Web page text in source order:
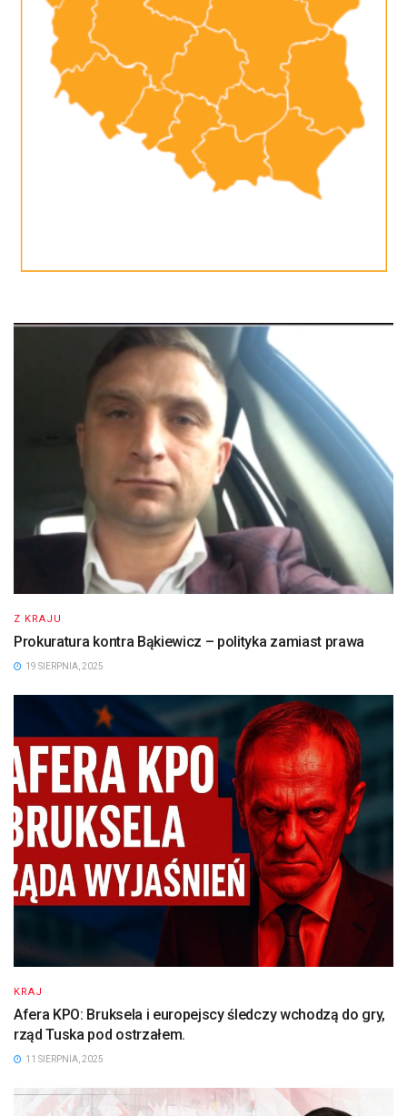
Z KRAJU
Prokuratura kontra Bąkiewicz – polityka zamiast prawa
19 SIERPNIA, 2025
KRAJ
Afera KPO: Bruksela i europejscy śledczy wchodzą do gry,
rząd Tuska pod ostrzałem.
11 SIERPNIA, 2025